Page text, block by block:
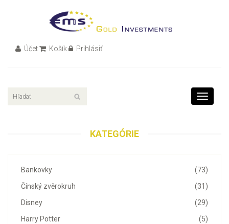
Účet Košík Prihlásiť
Toggle
KATEGÓRIE
(73)
Bankovky
(31)
Čínský zvěrokruh
(29)
Disney
(5)
Harry Potter